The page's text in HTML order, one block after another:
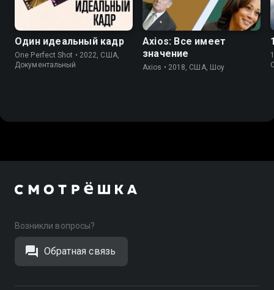
6.6 7.0
Один идеальный кадр
One Perfect Shot • 2022, США,
Документальный
6.6
Axios: Все имеет
значение
Axios • 2018, США, Шоу
Возникли вопросы?
Обратная связь